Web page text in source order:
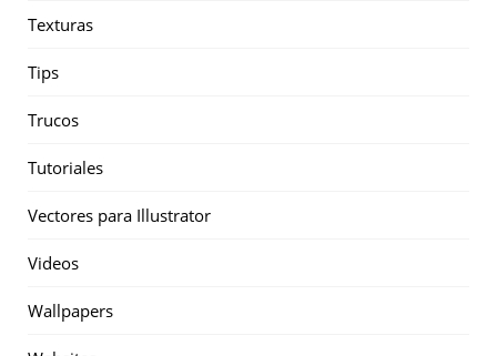
Texturas
Tips
Trucos
Tutoriales
Vectores para Illustrator
Videos
Wallpapers